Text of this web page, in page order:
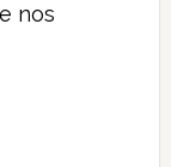
nos